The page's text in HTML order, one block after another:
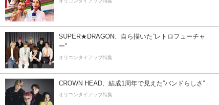
SUPER★DRAGON、自ら描いた”レトロフューチャ
ー”
オリコンタイアップ特集
CROWN HEAD、結成1周年で見えた”バンドらしさ”
オリコンタイアップ特集